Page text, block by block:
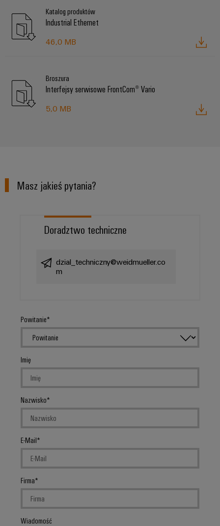
Katalog produktów
Industrial Ethernet
46,0 MB
Broszura
Interfejsy serwisowe FrontCom® Vario
5,0 MB
Masz jakieś pytania?
Doradztwo techniczne
dzial_techniczny@weidmueller.co
m
Powitanie
Imię
Nazwisko
E-Mail
Firma
Wiadomość